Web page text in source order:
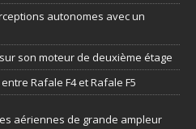
autonomes avec un
son moteur de deuxième étage
Rafale F4 et Rafale F5
aériennes de grande ampleur